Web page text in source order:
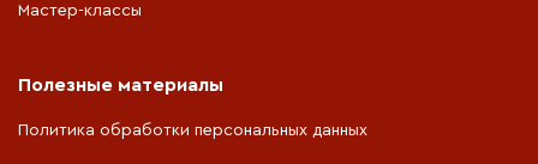
Мастер-классы
Полезные материалы
Политика обработки персональных данных